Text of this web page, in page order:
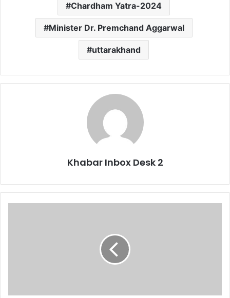
Chardham Yatra-2024
Minister Dr. Premchand Aggarwal
uttarakhand
Khabar Inbox Desk 2
के